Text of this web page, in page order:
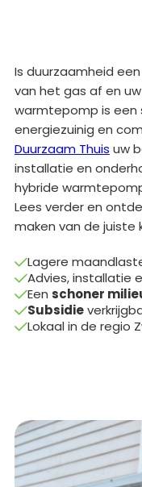
Is duurzaamheid
van het gas af en
warmtepomp is een
energiezuinig en
Duurzaam Thuis uw
installatie en
hybride
Lees verder en
maken van de juiste
Lagere
Advies, installatie
Een schoner
Subsidie
Lokaal in de regio